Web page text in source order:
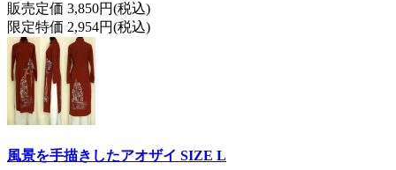
販売定価 3,850円(税込)
限定特価 2,954円(税込)
風景を手描きしたアオザイ SIZE L